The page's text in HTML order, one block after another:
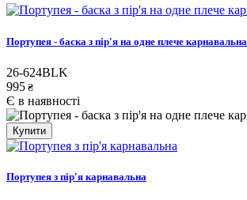
Портупея - баска з пір'я на одне плече карнавальна
26-624BLK
995 ₴
Є в наявності
Купити
Портупея з пір'я карнавальна